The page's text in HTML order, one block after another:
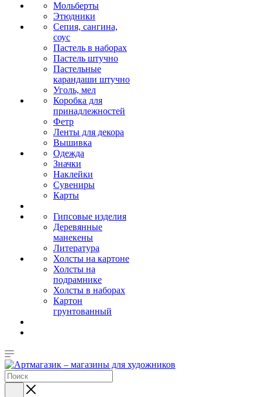
Мольберты
Этюдники
Сепия, сангина,
соус
Пастель в наборах
Пастель штучно
Пастельные
карандаши штучно
Уголь, мел
Коробка для
принадлежностей
Фетр
Ленты для декора
Вышивка
Одежда
Значки
Наклейки
Сувениры
Карты
Гипсовые изделия
Деревянные
манекены
Литература
Холсты на картоне
Холсты на
подрамнике
Холсты в наборах
Картон
грунтованный